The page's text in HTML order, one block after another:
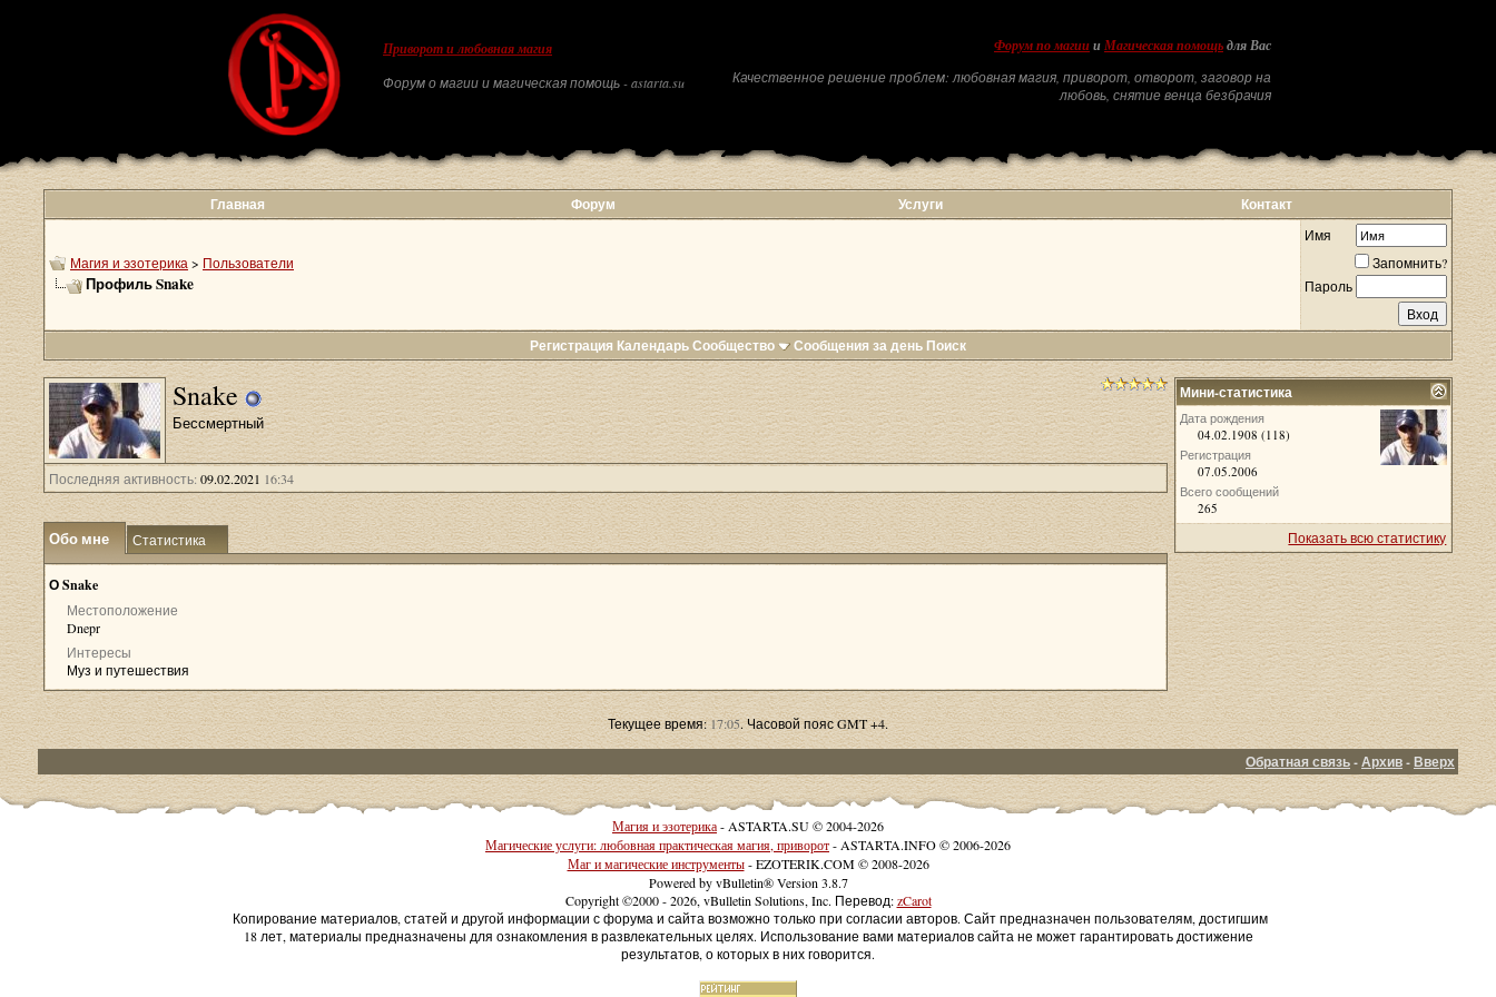
Приворот и любовная магия
Форум о магии и магическая помощь - astarta.su
Форум по магии и Магическая помощь для Вас
Качественное решение проблем: любовная магия, приворот, отворот, заговор на
любовь, снятие венца безбрачия
Главная Форум Услуги Контакт
Магия и эзотерика > Пользователи
Профиль Snake
Имя
Запомнить?
Пароль
Регистрация КалендарьСообщество Сообщения за день Поиск
Snake
Бессмертный
Последняя активность: 09.02.2021 16:34
Обо мне Статистика
О Snake
Местоположение
Dnepr
Интересы
Муз и путешествия
Мини-статистика
Дата рождения
04.02.1908 (118)
Регистрация
07.05.2006
Всего сообщений
265
Показать всю статистику
Текущее время:17:05. Часовой пояс GMT +4.
Обратная связь-Архив-Вверх
Магия и эзотерика- ASTARTA.SU © 2004-2026
Магические услуги: любовная практическая магия, приворот- ASTARTA.INFO © 2006-2026
Маг и магические инструменты- EZOTERIK.COM © 2008-2026
Powered by vBulletin® Version 3.8.7
Copyright ©2000 - 2026, vBulletin Solutions, Inc. Перевод:zCarot
Копирование материалов, статей и другой информации с форума и сайта возможно только при согласии авторов. Сайт предназначен пользователям, достигшим
18 лет, материалы предназначены для ознакомления в развлекательных целях. Использование вами материалов сайта не может гарантировать достижение
результатов, о которых в них говорится.